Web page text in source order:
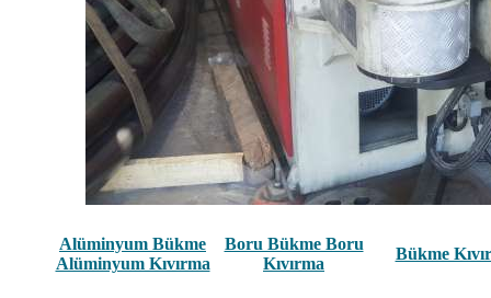
Alüminyum Bükme
Alüminyum Kıvırma
Boru Bükme Boru
Kıvırma
Bükme